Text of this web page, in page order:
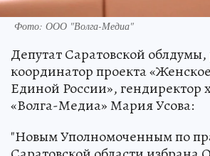
Фото: ООО "Волга-Медиа"
Депутат Саратовской
координатор проекта
Единой России», гендиректор
«Волга-Медиа» Мария Усова:
"Новым Уполномоченным по